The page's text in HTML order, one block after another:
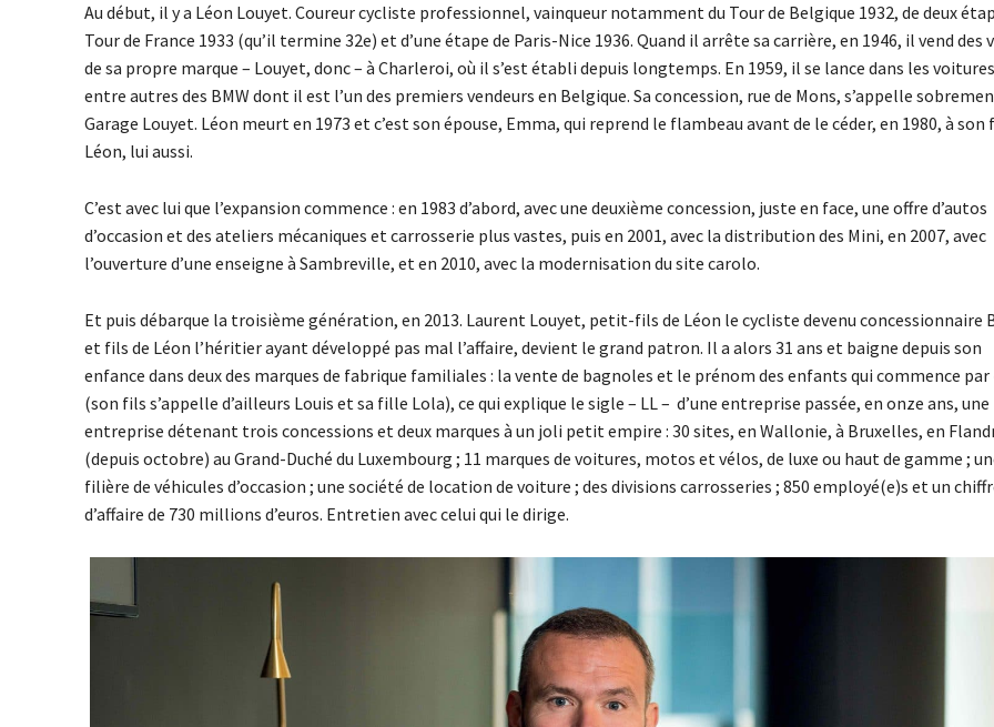
Au début, il y a Léon Louyet. Coureur cycliste professionnel, vainqueur notamment du Tour de Belgique 1932, de deux
Tour de France 1933 (qu’il termine 32e) et d’une étape de Paris-Nice 1936. Quand il arrête sa carrière, en 1946, il vend des
de sa propre marque – Louyet, donc – à Charleroi, où il s’est établi depuis longtemps. En 1959, il se lance dans les
entre autres des BMW dont il est l’un des premiers vendeurs en Belgique. Sa concession, rue de Mons, s’appelle
Garage Louyet. Léon meurt en 1973 et c’est son épouse, Emma, qui reprend le flambeau avant de le céder, en 1980, à son
Léon, lui aussi.
C’est avec lui que l’expansion commence : en 1983 d’abord, avec une deuxième concession, juste en face, une offre d’autos
d’occasion et des ateliers mécaniques et carrosserie plus vastes, puis en 2001, avec la distribution des Mini, en 2007, avec
l’ouverture d’une enseigne à Sambreville, et en 2010, avec la modernisation du site carolo.
Et puis débarque la troisième génération, en 2013. Laurent Louyet, petit-fils de Léon le cycliste devenu concessionnaire
et fils de Léon l’héritier ayant développé pas mal l’affaire, devient le grand patron. Il a alors 31 ans et baigne depuis son
enfance dans deux des marques de fabrique familiales : la vente de bagnoles et le prénom des enfants qui commence par
(son fils s’appelle d’ailleurs Louis et sa fille Lola), ce qui explique le sigle – LL – d’une entreprise passée, en onze ans, une
entreprise détenant trois concessions et deux marques à un joli petit empire : 30 sites, en Wallonie, à Bruxelles, en
(depuis octobre) au Grand-Duché du Luxembourg ; 11 marques de voitures, motos et vélos, de luxe ou haut de gamme ;
filière de véhicules d’occasion ; une société de location de voiture ; des divisions carrosseries ; 850 employé(e)s et un
d’affaire de 730 millions d’euros. Entretien avec celui qui le dirige.